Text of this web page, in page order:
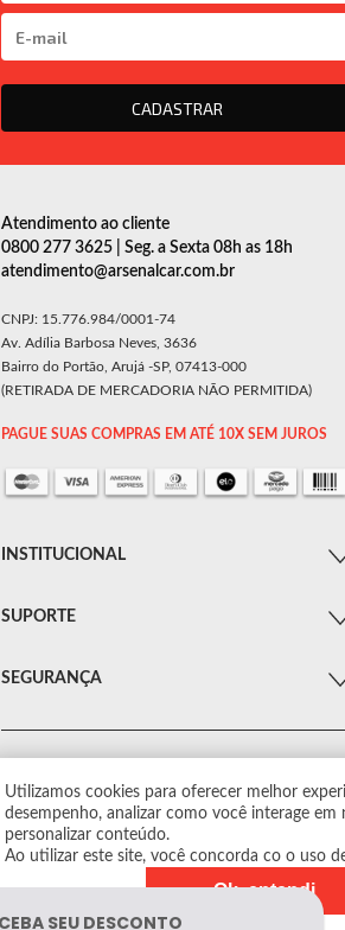
CADASTRAR
Utilizamos cookies para oferecer melhor
desempenho, analizar como você interage em
personalizar conteúdo.
Ao utilizar este site, você concorda co o uso
Ok, entendi
Atendimento ao cliente
0800 277 3625 | Seg. a Sexta 08h as 18h
atendimento@arsenalcar.com.br
CNPJ: 15.776.984/0001-74
Av. Adília Barbosa Neves, 3636
Bairro do Portão, Arujá -SP, 07413-000
(RETIRADA DE MERCADORIA NÃO PERMITIDA)
PAGUE SUAS COMPRAS EM ATÉ 10X SEM JUROS
INSTITUCIONAL
SUPORTE
SEGURANÇA
© Arsenal Car. Todos os direitos reservados.
Proibida reprodução total ou parcial. Preços e estoque
sujeito a alterações sem aviso prévio.